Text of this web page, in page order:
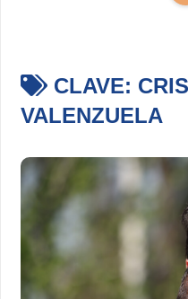
CLAVE:
VALENZUELA